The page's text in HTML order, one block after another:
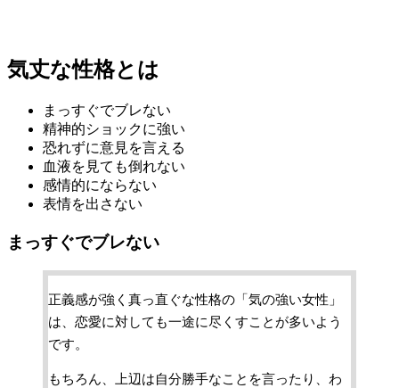
気丈な性格とは
まっすぐでブレない
精神的ショックに強い
恐れずに意見を言える
血液を見ても倒れない
感情的にならない
表情を出さない
まっすぐでブレない
正義感が強く真っ直ぐな性格の「気の強い女性」
は、恋愛に対しても一途に尽くすことが多いよう
です。
もちろん、上辺は自分勝手なことを言ったり、わ